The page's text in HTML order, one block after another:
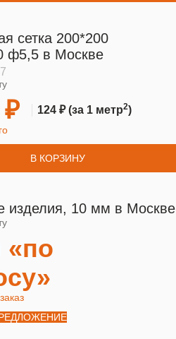
сетка 200*200
ф5,5 в Москве
₽ 124 ₽(за 1 метр2)
В КОРЗИНУ
изделия, 10 мм в Москве